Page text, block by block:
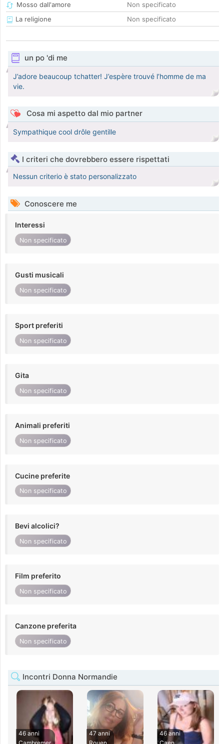
Mosso dall'amore
Non specificato
La religione
Non specificato
un po 'di me
J’adore beaucoup tchatter! J’espère trouvé l’homme de ma
vie.
Cosa mi aspetto dal mio partner
Sympathique cool drôle gentille
I criteri che dovrebbero essere rispettati
Nessun criterio è stato personalizzato
Conoscere me
Interessi
Non specificato
Gusti musicali
Non specificato
Sport preferiti
Non specificato
Gita
Non specificato
Animali preferiti
Non specificato
Cucine preferite
Non specificato
Bevi alcolici?
Non specificato
Film preferito
Non specificato
Canzone preferita
Non specificato
Incontri Donna Normandie
46 anni
47 anni
46 anni